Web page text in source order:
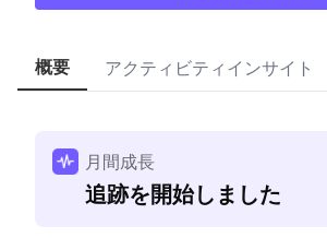
概要 アクティビティインサイト
月間成長
追跡を開始しました